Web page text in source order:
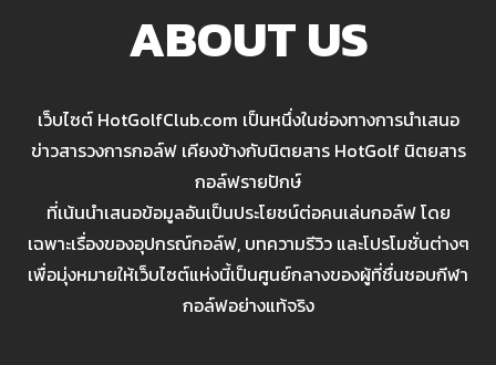
ABOUT US
เว็บไซต์ HotGolfClub.com เป็นหนึ่งในช่องทางการนำเสนอ
ข่าวสารวงการกอล์ฟ เคียงข้างกับนิตยสาร HotGolf นิตยสาร
กอล์ฟรายปักษ์
ที่เน้นนำเสนอข้อมูลอันเป็นประโยชน์ต่อคนเล่นกอล์ฟ โดย
เฉพาะเรื่องของอุปกรณ์กอล์ฟ, บทความรีวิว และโปรโมชั่นต่างๆ
เพื่อมุ่งหมายให้เว็บไซต์แห่งนี้เป็นศูนย์กลางของผู้ที่ชื่นชอบกีฬา
กอล์ฟอย่างแท้จริง